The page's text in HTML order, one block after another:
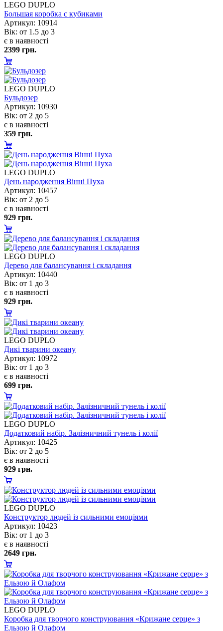
LEGO DUPLO
Большая коробка с кубиками
Артикул: 10914
ік: от 1.5 до 3
є в наявності
2399 грн.
LEGO DUPLO
Бульдозер
Артикул: 10930
ік: от 2 до 5
є в наявності
359 грн.
LEGO DUPLO
День народження Вінні Пуха
Артикул: 10457
ік: от 2 до 5
є в наявності
929 грн.
LEGO DUPLO
Дерево для балансування і складання
Артикул: 10440
ік: от 1 до 3
є в наявності
929 грн.
LEGO DUPLO
Дикі тварини океану
Артикул: 10972
ік: от 1 до 3
є в наявності
699 грн.
LEGO DUPLO
Додатковий набір. Залізничний тунель і колії
Артикул: 10425
ік: от 2 до 5
є в наявності
929 грн.
LEGO DUPLO
Конструктор людей із сильними емоціями
Артикул: 10423
ік: от 1 до 3
є в наявності
2649 грн.
LEGO DUPLO
Коробка для творчого конструювання «Крижане серце» з
Ельзою й Олафом